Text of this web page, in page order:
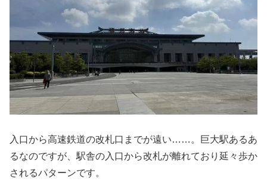
入口から高速鉄道の改札口までが遠い……。巨大駅あるあ
るなのですが、駅舎の入口から改札が離れており延々歩か
されるパターンです。